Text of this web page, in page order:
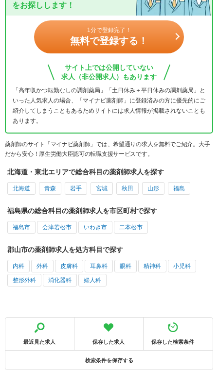
をお探しします！
1分で登録完了！
無料で登録する！
サイト上では公開していない
求人（非公開求人）もあります
「高年収かつ転勤なしの調剤薬局」「土日休み＋平日休みの調剤薬局」と
いった人気求人の場合、「マイナビ薬剤師」に登録済みの方に優先的にご
紹介してしまうこともあるためサイトには求人情報が掲載されないことも
あります。
薬剤師のサイト「マイナビ薬剤師」では、希望通りの求人を無料でご紹介。大手
だから安心！厚生労働大臣認可の転職支援サービスです。
北海道・東北エリアで総合科目の薬剤師求人を探す
北海道 青森 岩手 宮城 秋田 山形 福島
福島県の総合科目の薬剤師求人を市区町村で探す
福島市 会津若松市 いわき市 二本松市
郡山市の薬剤師求人を処方科目で探す
内科 外科 皮膚科 耳鼻科 眼科 精神科 小児科
整形外科 消化器科 婦人科
最近見た求人 保存した求人 保存した検索条件
検索条件を保存する